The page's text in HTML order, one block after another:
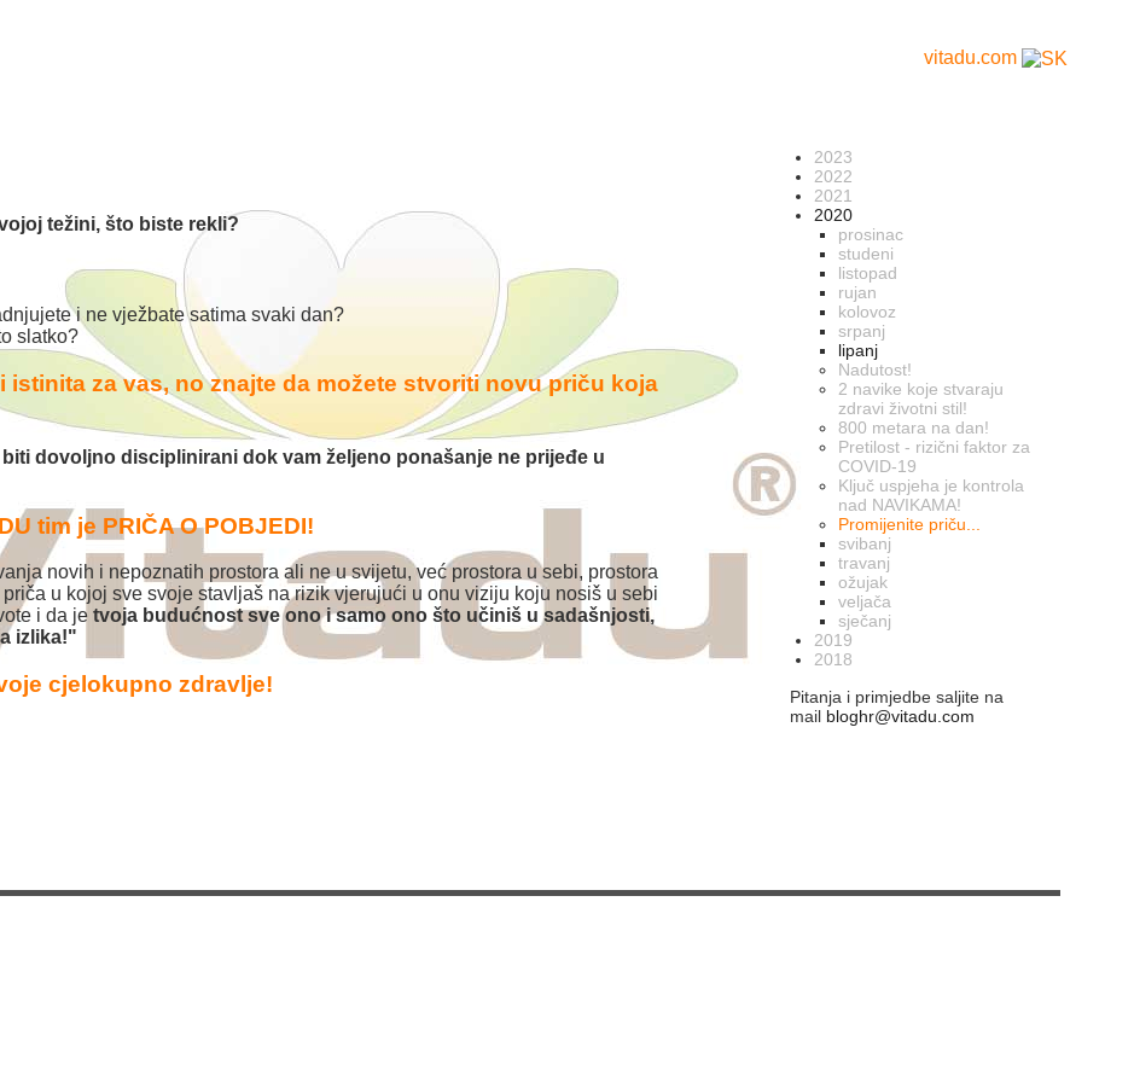
vitadu.com
težini, što biste rekli?
i ne vježbate satima svaki dan?
slatko?
istinita za vas, no znajte da možete stvoriti novu priču koja
dovoljno disciplinirani dok vam željeno ponašanje ne prijeđe u
tim je PRIČA O POBJEDI!
novih i nepoznatih prostora ali ne u svijetu, već prostora u sebi, prostora
u kojoj sve svoje stavljaš na rizik vjerujući u onu viziju koju nosiš u sebi
i da jetvoja budućnost sve ono i samo ono što učiniš u sadašnjosti,
izlika!"
cjelokupno zdravlje!
2023
2022
2021
2020
prosinac
studeni
listopad
rujan
kolovoz
srpanj
lipanj
Nadutost!
2 navike koje stvaraju
zdravi životni stil!
800 metara na dan!
Pretilost - rizični faktor za
COVID-19
Ključ uspjeha je kontrola
nad NAVIKAMA!
Promijenite priču...
svibanj
travanj
ožujak
veljača
sječanj
2019
2018
Pitanja i primjedbe saljite na
mail bloghr@vitadu.com